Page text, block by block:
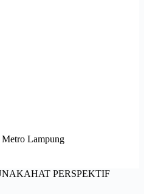
Metro Lampung
PERSPEKTIF